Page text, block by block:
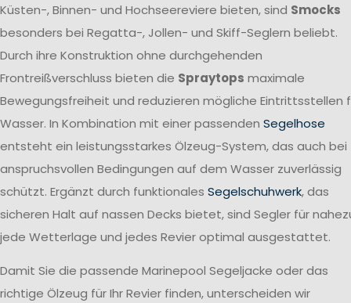
Küsten-, Binnen- und Hochseereviere bieten, sind Smocks
besonders bei Regatta-, Jollen- und Skiff-Seglern beliebt.
Durch ihre Konstruktion ohne durchgehenden
Frontreißverschluss bieten die Spraytops maximale
Bewegungsfreiheit und reduzieren mögliche Eintrittsstellen
Wasser. In Kombination mit einer passenden Segelhose
entsteht ein leistungsstarkes Ölzeug-System, das auch bei
anspruchsvollen Bedingungen auf dem Wasser zuverlässig
schützt. Ergänzt durch funktionales Segelschuhwerk, das
sicheren Halt auf nassen Decks bietet, sind Segler für
jede Wetterlage und jedes Revier optimal ausgestattet.
Damit Sie die passende Marinepool Segeljacke oder das
richtige Ölzeug für Ihr Revier finden, unterscheiden wir